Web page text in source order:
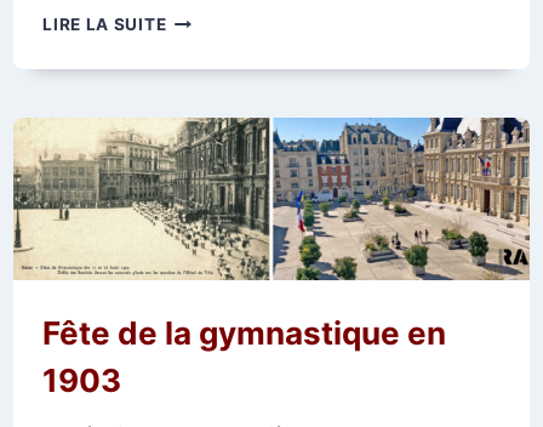
LIRE LA SUITEBOULEVARD
DOCTEUR
Fête de la gymnastique en
1903